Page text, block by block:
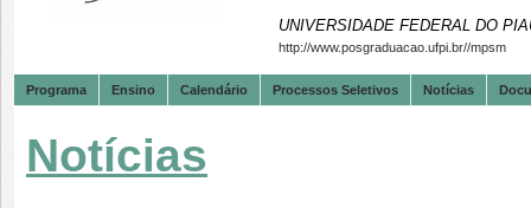
UNIVERSIDADE FEDERAL DO
http://www.posgraduacao.ufpi.br//mpsm
Programa Ensino Calendário Processos Seletivos Notícias
Notícias